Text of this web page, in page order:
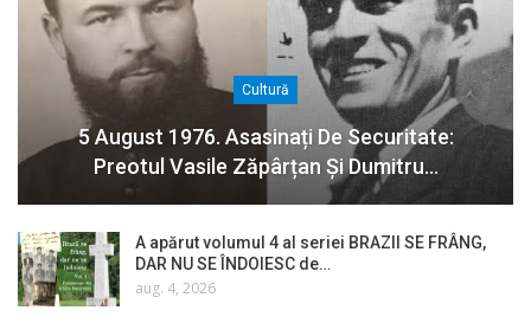
Cultură
5 August 1976. Asasinați De Securitate:
Preotul Vasile Zăpârțan Și Dumitru…
A apărut volumul 4 al seriei BRAZII SE FRÂNG,
DAR NU SE ÎNDOIESC de…
aug. 4, 2026